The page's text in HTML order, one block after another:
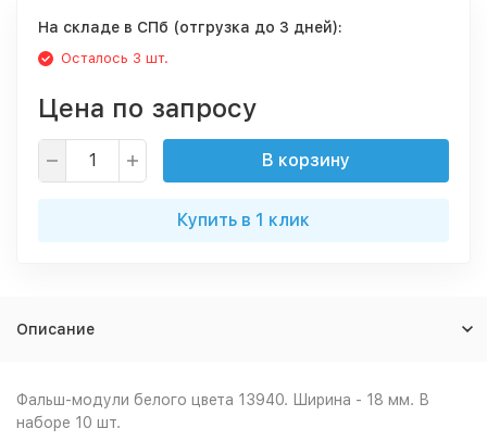
На складе в СПб (отгрузка до 3 дней):
Осталось 3 шт.
Цена по запросу
В корзину
Купить в 1 клик
Описание
Фальш-модули белого цвета 13940. Ширина - 18 мм. В
наборе 10 шт.